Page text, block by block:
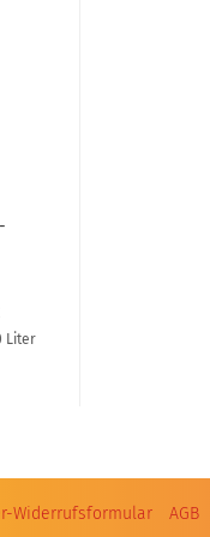
Liter
Widerrufsformular AGB